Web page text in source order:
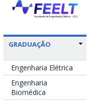
GRADUAÇÃO
Engenharia Elétrica
Engenharia
Biomédica